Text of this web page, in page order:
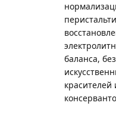
баланса, без
красителей